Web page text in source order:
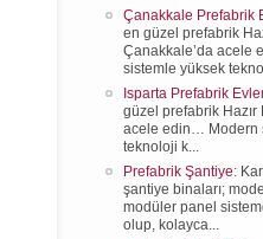
Çanakkale Prefabrik
en güzel prefabrik
Çanakkale’da acele
sistemle yüksek
Isparta Prefabrik
güzel prefabrik Hazır
acele edin… Modern
teknoloji k...
Prefabrik Şantiye:
şantiye binaları;
modüler panel
olup, kolayca...